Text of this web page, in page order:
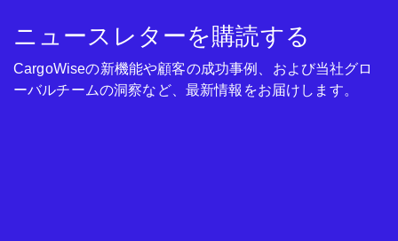
ニュースレターを購読する
CargoWiseの新機能や顧客の成功事例、および当社グロ
ーバルチームの洞察など、最新情報をお届けします。